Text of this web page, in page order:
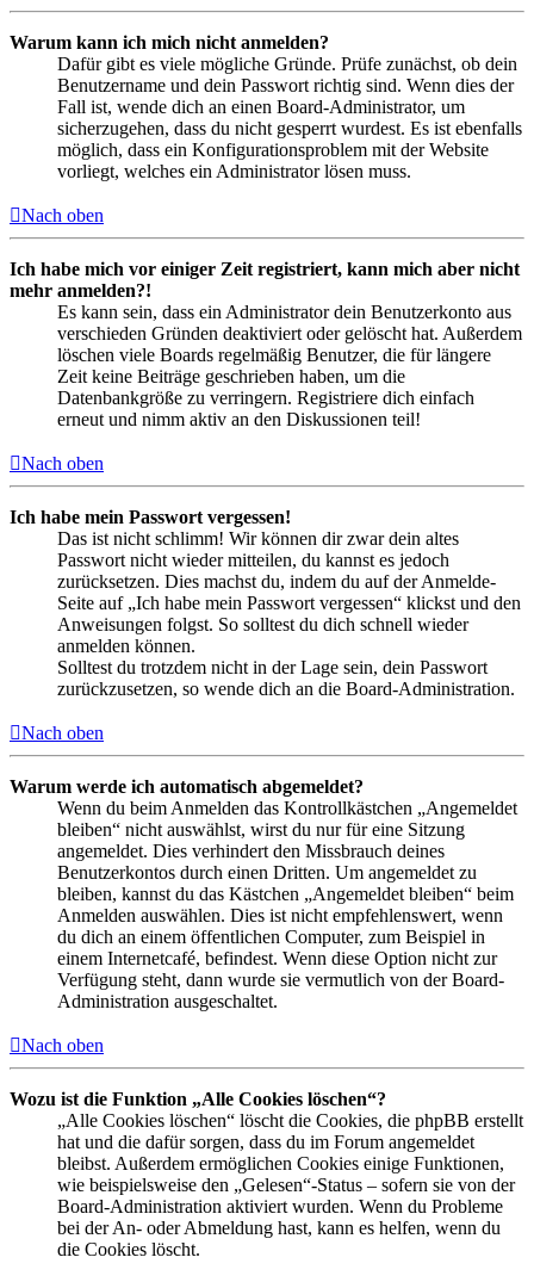
Warum kann ich mich nicht anmelden?
Dafür gibt es viele mögliche Gründe. Prüfe zunächst, ob dein
Benutzername und dein Passwort richtig sind. Wenn dies der
Fall ist, wende dich an einen Board-Administrator, um
sicherzugehen, dass du nicht gesperrt wurdest. Es ist ebenfalls
möglich, dass ein Konfigurationsproblem mit der Website
vorliegt, welches ein Administrator lösen muss.
Nach oben
Ich habe mich vor einiger Zeit registriert, kann mich aber nicht
mehr anmelden?!
Es kann sein, dass ein Administrator dein Benutzerkonto aus
verschieden Gründen deaktiviert oder gelöscht hat. Außerdem
löschen viele Boards regelmäßig Benutzer, die für längere
Zeit keine Beiträge geschrieben haben, um die
Datenbankgröße zu verringern. Registriere dich einfach
erneut und nimm aktiv an den Diskussionen teil!
Nach oben
Ich habe mein Passwort vergessen!
Das ist nicht schlimm! Wir können dir zwar dein altes
Passwort nicht wieder mitteilen, du kannst es jedoch
zurücksetzen. Dies machst du, indem du auf der Anmelde-
Seite auf „Ich habe mein Passwort vergessen“ klickst und den
Anweisungen folgst. So solltest du dich schnell wieder
anmelden können.
Solltest du trotzdem nicht in der Lage sein, dein Passwort
zurückzusetzen, so wende dich an die Board-Administration.
Nach oben
Warum werde ich automatisch abgemeldet?
Wenn du beim Anmelden das Kontrollkästchen „Angemeldet
bleiben“ nicht auswählst, wirst du nur für eine Sitzung
angemeldet. Dies verhindert den Missbrauch deines
Benutzerkontos durch einen Dritten. Um angemeldet zu
bleiben, kannst du das Kästchen „Angemeldet bleiben“ beim
Anmelden auswählen. Dies ist nicht empfehlenswert, wenn
du dich an einem öffentlichen Computer, zum Beispiel in
einem Internetcafé, befindest. Wenn diese Option nicht zur
Verfügung steht, dann wurde sie vermutlich von der Board-
Administration ausgeschaltet.
Nach oben
Wozu ist die Funktion „Alle Cookies löschen“?
„Alle Cookies löschen“ löscht die Cookies, die phpBB erstellt
hat und die dafür sorgen, dass du im Forum angemeldet
bleibst. Außerdem ermöglichen Cookies einige Funktionen,
wie beispielsweise den „Gelesen“-Status – sofern sie von der
Board-Administration aktiviert wurden. Wenn du Probleme
bei der An- oder Abmeldung hast, kann es helfen, wenn du
die Cookies löscht.